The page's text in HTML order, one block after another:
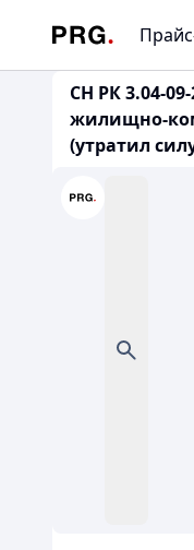
СН РК 3.04-
жилищно-
(утратил